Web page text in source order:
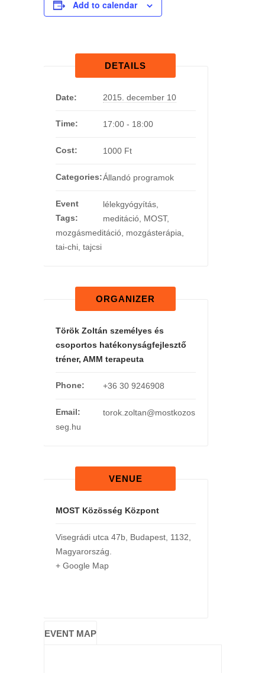
Add to calendar
DETAILS
Date: 2015. december 10
Time: 17:00 - 18:00
Cost: 1000 Ft
Categories:Állandó programok
Event
Tags:
lélekgyógyítás,
meditáció, MOST,
mozgásmeditáció, mozgásterápia
tai-chi, tajcsi
ORGANIZER
Török Zoltán személyes és
csoportos hatékonyságfejlesztő
tréner, AMM terapeuta
Phone: +36 30 9246908
Email:
torok.zoltan@mostkozos
seg.hu
VENUE
MOST Közösség Központ
Visegrádi utca 47b, Budapest, 1132
Magyarország
+ Google Map
EVENT MAP